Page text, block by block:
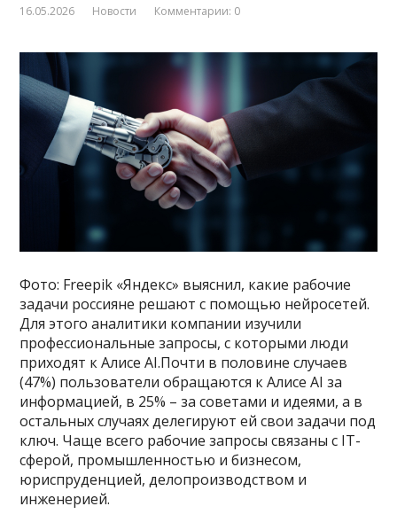
16.05.2026 Новости Комментарии: 0
Фото: Freepik «Яндекс» выяснил, какие рабочие
задачи россияне решают с помощью нейросетей.
Для этого аналитики компании изучили
профессиональные запросы, с которыми люди
приходят к Алисе AI.Почти в половине случаев
(47%) пользователи обращаются к Алисе AI за
информацией, в 25% – за советами и идеями, а в
остальных случаях делегируют ей свои задачи под
ключ. Чаще всего рабочие запросы связаны с IT-
сферой, промышленностью и бизнесом,
юриспруденцией, делопроизводством и
инженерией.